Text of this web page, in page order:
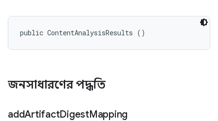
public ContentAnalysisResults ()
জনসাধারণের পদ্ধতি
addArtifactDigestMapping